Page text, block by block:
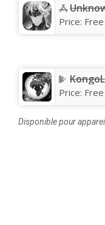
Price: Free
Price: Free
Disponible pour